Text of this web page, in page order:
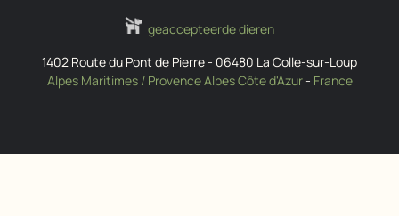
geaccepteerde dieren
1402 Route du Pont de Pierre- 06480 La Colle-sur-Loup
Alpes Maritimes / Provence Alpes Côte d'Azur- France